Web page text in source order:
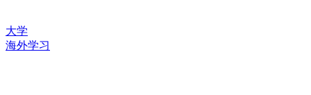
大学
海外学习